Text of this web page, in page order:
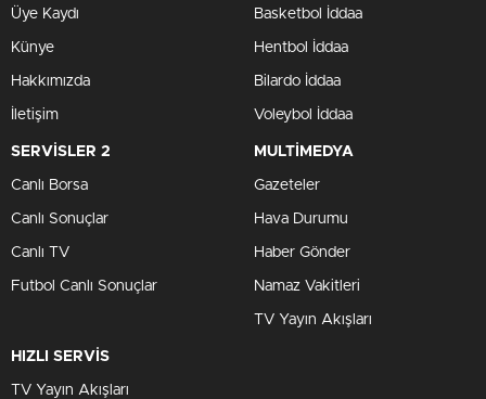
Üye Kaydı
Künye
Hakkımızda
İletişim
Basketbol İddaa
Hentbol İddaa
Bilardo İddaa
Voleybol İddaa
SERVİSLER 2
Canlı Borsa
Canlı Sonuçlar
Canlı TV
Futbol Canlı Sonuçlar
MULTİMEDYA
Gazeteler
Hava Durumu
Haber Gönder
Namaz Vakitleri
TV Yayın Akışları
HIZLI SERVİS
TV Yayın Akışları